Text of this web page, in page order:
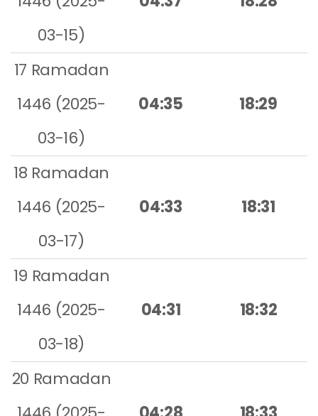
03-15)
17 Ramadan
1446 (2025-
03-16)
04:35 18:29
18 Ramadan
1446 (2025-
03-17)
04:33 18:31
19 Ramadan
1446 (2025-
03-18)
04:31 18:32
20 Ramadan